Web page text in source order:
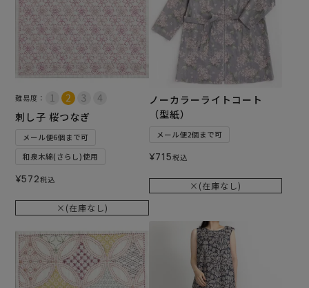
難易度：
刺し子 桜つなぎ
メール便6個まで可
和泉木綿(さらし)使用
¥572税込
×(在庫なし)
ノーカラーライトコート
（型紙）
メール便2個まで可
¥715税込
×(在庫なし)